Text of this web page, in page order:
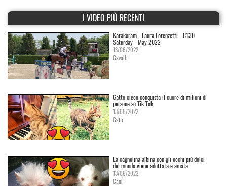
I VIDEO PIÙ RECENTI
Karakoram - Laura Lorenzetti - C130
Saturday - May 2022
13/06/2022
Cavalli
Gatto cieco conquista il cuore di milioni di
persone su Tik Tok
13/06/2022
Gatti
La cagnolina albina con gli occhi più dolci
del mondo viene adottata e amata
13/06/2022
Cani